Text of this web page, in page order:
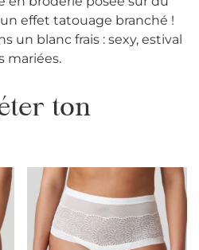
effet tatouage branché !
un blanc frais : sexy, estival
mariées.
ton